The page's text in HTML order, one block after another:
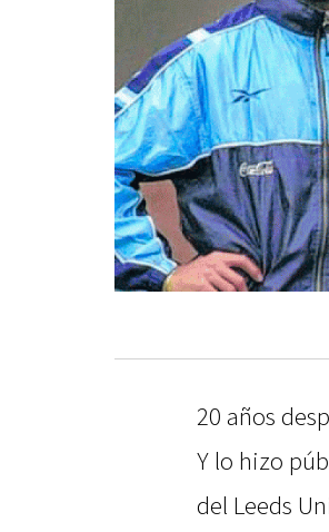
20 años
Y lo hizo
del Leeds